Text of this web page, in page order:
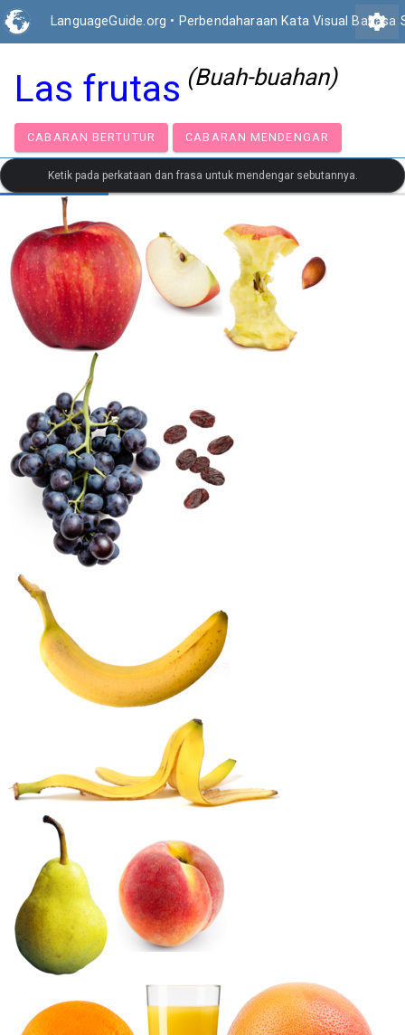
LanguageGuide.org • Perbendaharaan Kata Visual Bahasa
settings
Las frutas (Buah-buahan)
CABARAN BERTUTUR CABARAN MENDENGAR
Ketik pada perkataan dan frasa untuk mendengar sebutannya.